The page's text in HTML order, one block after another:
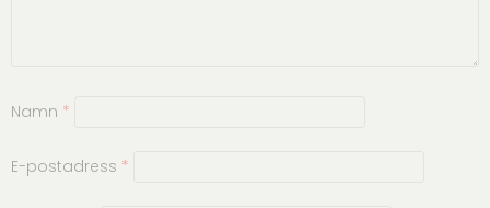
Namn *
E-postadress *